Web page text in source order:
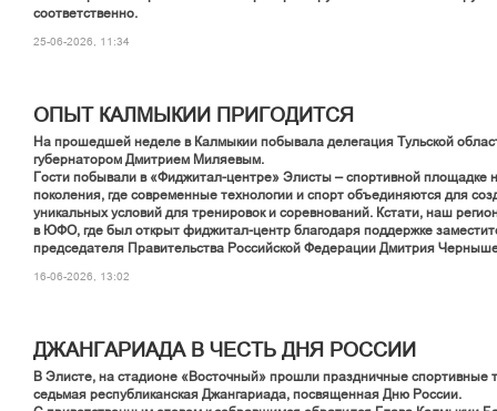
соответственно.
25-06-2026, 11:34
ОПЫТ КАЛМЫКИИ ПРИГОДИТСЯ
На прошедшей неделе в Калмыкии побывала делегация Тульской
губернатором Дмитрием Миляевым.
Гости побывали в «Фиджитал-центре» Элисты – спортивной площадке
поколения, где современные технологии и спорт объединяются для
уникальных условий для тренировок и соревнований. Кстати, наш
в ЮФО, где был открыт фиджитал-центр благодаря поддержке
председателя Правительства Российской Федерации Дмитрия
16-06-2026, 13:02
ДЖАНГАРИАДА В ЧЕСТЬ ДНЯ РОССИИ
В Элисте, на стадионе «Восточный» прошли праздничные спортивные
седьмая республиканская Джангариада, посвященная Дню России.